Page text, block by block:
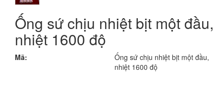
Ống sứ chịu nhiệt bịt một đầu,
nhiệt 1600 độ
Mã:
Ống sứ chịu nhiệt bịt một đầu,
nhiệt 1600 độ